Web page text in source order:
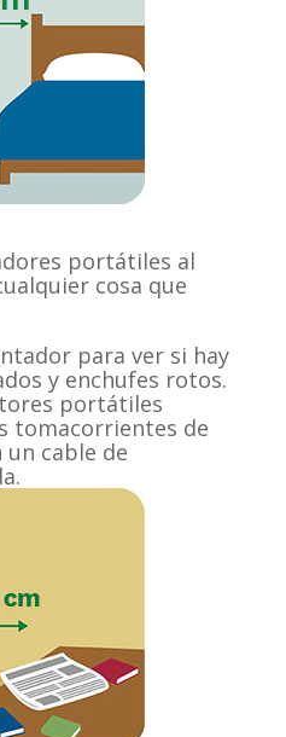
portátiles al
cosa que
para ver si hay
y enchufes rotos.
portátiles
tomacorrientes de
un cable de